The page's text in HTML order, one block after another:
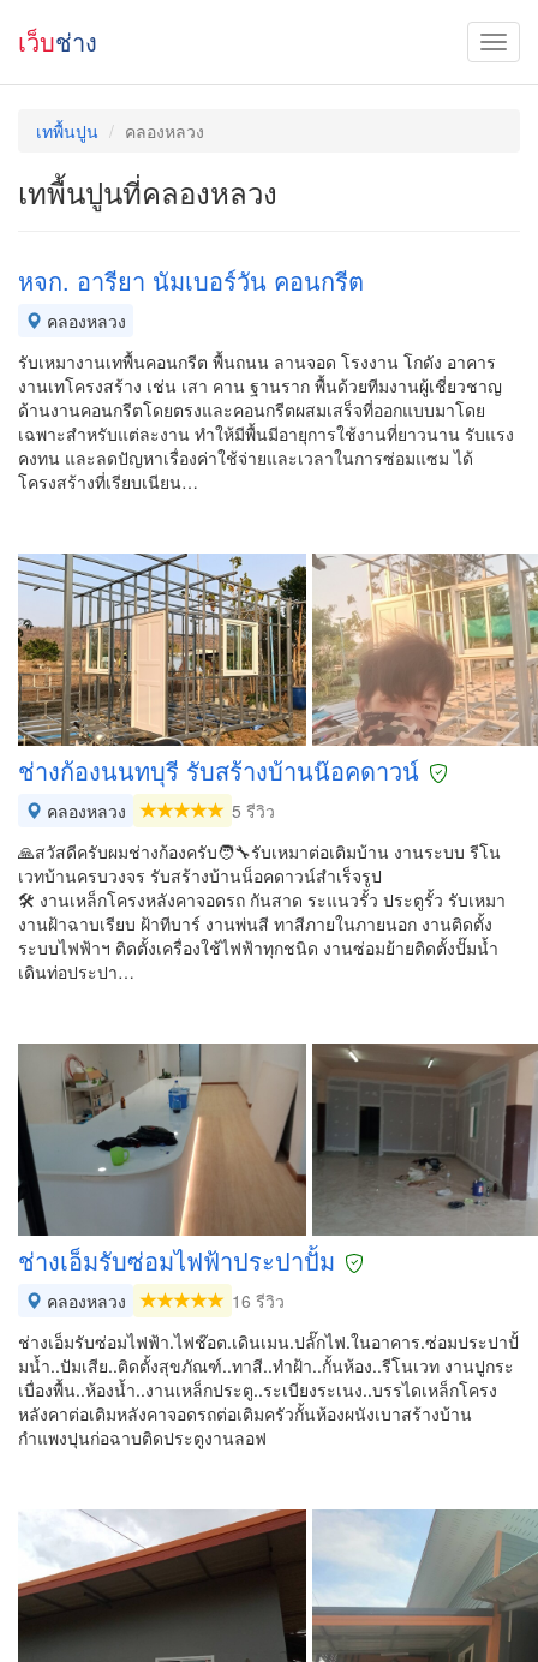
เว็บช่าง
เทพื้นปูน คลองหลวง
เทพื้นปูนที่คลองหลวง
หจก. อารียา นัมเบอร์วัน คอนกรีต
คลองหลวง
รับเหมางานเทพื้นคอนกรีต พื้นถนน ลานจอด โรงงาน โกดัง อาคาร
งานเทโครงสร้าง เช่น เสา คาน ฐานราก พื้นด้วยทีมงานผู้เชี่ยวชาญ
ด้านงานคอนกรีตโดยตรงและคอนกรีตผสมเสร็จที่ออกแบบมาโดย
เฉพาะสำหรับแต่ละงาน ทำให้มีพื้นมีอายุการใช้งานที่ยาวนาน รับแรง
คงทน และลดปัญหาเรื่องค่าใช้จ่ายและเวลาในการซ่อมแซม ได้
โครงสร้างที่เรียบเนียน…
ช่างก้องนนทบุรี รับสร้างบ้านน๊อค​ดาวน์
คลองหลวง
5 รีวิว
🙏สวัสดีครับผมช่างก้องครับ🧑‍🔧รับเหมาต่อเติมบ้าน งานระบบ รีโน
เวทบ้านครบวงจร รับสร้างบ้านน็อคดาวน์สำเร็จรูป
🛠️ งานเหล็กโครงหลังคา​จอดรถ​ กันสาด ระแนวรั้ว​ ประตูรั้ว รับเหมา
งานฝ้าฉาบเรียบ ฝ้าทีบาร์ งานพ่นสี ทาสีภายในภายนอก งานติดตั้ง
ระบบไฟฟ้า​ฯ ติดตั้งเครื่องใช้ไฟฟ้าทุกชนิด​ งานซ่อมย้ายติดตั้งปั๊มน้ำ
เดินท่อประปา​…
ช่างเอ็มรับซ่อมไฟฟ้าประปาปั้ม
คลองหลวง
16 รีวิว
ช่างเอ็มรับซ่อมไฟฟ้า.ไฟช๊อต.เดินเมน.ปลั๊กไฟ.ในอาคาร.ซ่อมประปาปั้
มน้ำ..ปัมเสีย..ติดตั้งสุขภัณฑ์..ทาสี..ทำฝ้า..กั้นห้อง..รีโนเวท งานปูกระ
เบื่องพื้น..ห้องน้ำ..งานเหล็กประตู..ระเบียงระเนง..บรรไดเหล็กโครง
หลังคาต่อเติมหลังคาจอดรถต่อเติมครัวกั้นห้องผนังเบาสร้างบ้าน
กำแพงปุนก่อฉาบติดประตูงานลอฟ